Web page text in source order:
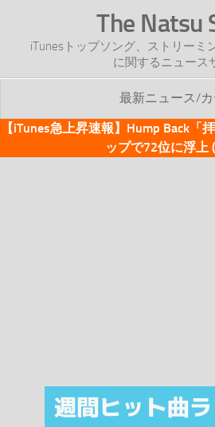
The Natsu
iTunesトップソング、ストリーミ
に関するニュース
最新ニュース/
TOP
注目カテゴリ
オリジナルiTunes週間トップソング
【iTunes急上昇速報】Hump Back「
ップで72位に浮上